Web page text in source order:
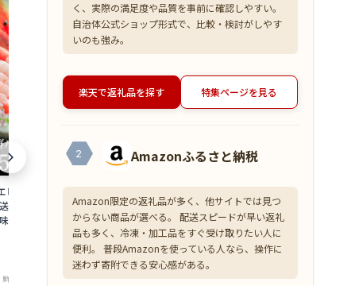
ビ 500g 約50尾
送 大容量 業務用
しい あまえび ア
ーベキュー 船上
魚専門店 魚屋とび魚
【超目玉】ズワイガニ むき身 爪下 1kg
(解凍後800g) 蟹 かに 冷凍 訳あり 送料無
料 zkani2410
6,999 円～
★★★★★4.33
店舗：越前ガニ・鮮魚専門店 魚屋とび魚
≪家計応援価
く、実際の満足度や品質を事前に確認しやすい。
自治体公式ショップ形式で、比較・検討がしやす
いのも強み。
楽天で返礼品を探す 特集ページを見る
2 Amazonふるさと納税
Amazon限定の返礼品が多く、他サイトでは見つ
からない商品が選べる。 配送スピードが早い返礼
品も多く、冷凍・加工品をすぐ受け取りたい人に
便利。 普段Amazonを使っている人なら、操作に
迷わず寄附できる安心感がある。